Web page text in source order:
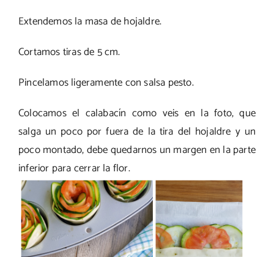
Extendemos la masa de hojaldre.
Cortamos tiras de 5 cm.
Pincelamos ligeramente con salsa pesto.
Colocamos el calabacín como veis en la foto, que
salga un poco por fuera de la tira del hojaldre y un
poco montado, debe quedarnos un margen en la parte
inferior para cerrar la flor.